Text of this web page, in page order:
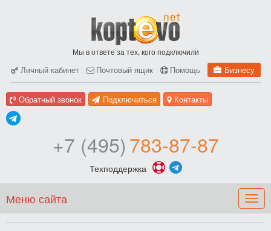
Мы в ответе за тех, кого подключили
Личный кабинет Почтовый ящик Помощь Бизнесу
Обратный звонок Подключиться Контакты
+7 (495)783-87-87
Техподдержка
Меню сайта